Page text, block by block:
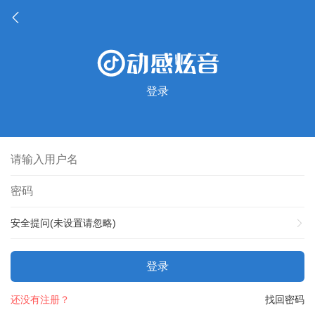
登录
安全提问(未设置请忽略)
登录
找回密码
还没有注册？